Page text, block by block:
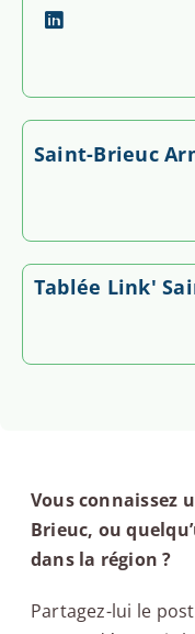
Saint-Brieuc
Tablée Link'
Vous connaissez
Brieuc, ou
dans la région ?
Partagez-lui le